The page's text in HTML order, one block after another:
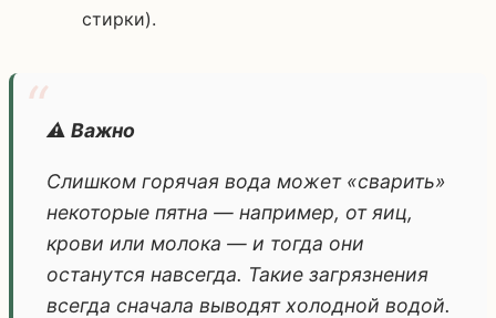
стирки).
⚠️ Важно
Слишком горячая вода может «сварить»
некоторые пятна — например, от яиц,
крови или молока — и тогда они
останутся навсегда. Такие загрязнения
всегда сначала выводят холодной водой.